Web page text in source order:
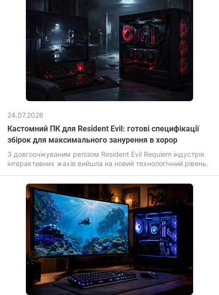
24.07.2026
Кастомний ПК для Resident Evil: готові специфікації
збірок для максимального занурення в хорор
З довгоочікуваним релізом Resident Evil Requiem індустрія
інтерактивних жахів вийшла на новий технологічний рівень.